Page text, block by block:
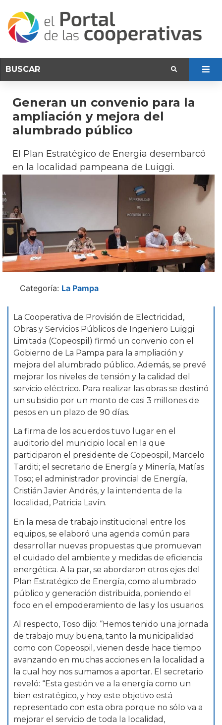
Generan un convenio para la
ampliación y mejora del
alumbrado público
El Plan Estratégico de Energía desembarcó
en la localidad pampeana de Luiggi.
Categoría: La Pampa
La Cooperativa de Provisión de Electricidad,
Obras y Servicios Públicos de Ingeniero Luiggi
Limitada (Copeospil) firmó un convenio con el
Gobierno de La Pampa para la ampliación y
mejora del alumbrado público. Además, se prevé
mejorar los niveles de tensión y la calidad del
servicio eléctrico. Para realizar las obras se destinó
un subsidio por un monto de casi 3 millones de
pesos en un plazo de 90 días.
La firma de los acuerdos tuvo lugar en el
auditorio del municipio local en la que
participaron el presidente de Copeospil, Marcelo
Tarditi; el secretario de Energía y Minería, Matías
Toso; el administrador provincial de Energía,
Cristián Javier Andrés, y la intendenta de la
localidad, Patricia Lavín.
En la mesa de trabajo institucional entre los
equipos, se elaboró una agenda común para
desarrollar nuevas propuestas que promuevan
el cuidado del ambiente y medidas de eficiencia
energética. A la par, se abordaron otros ejes del
Plan Estratégico de Energía, como alumbrado
público y generación distribuida, poniendo el
foco en el empoderamiento de las y los usuarios.
Al respecto, Toso dijo: “Hemos tenido una jornada
de trabajo muy buena, tanto la municipalidad
como con Copeospil, vienen desde hace tiempo
avanzando en muchas acciones en la localidad a
la cual hoy nos sumamos a aportar. El secretario
reveló: “Esta gestión ve a la energía como un
bien estratégico, y hoy este objetivo está
representado con esta obra porque no sólo va a
mejorar el servicio de toda la localidad,